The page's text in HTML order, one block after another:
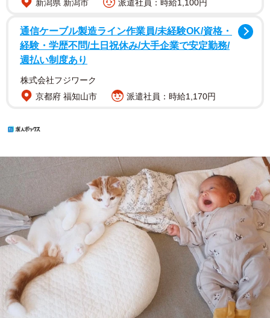
新潟県 新潟市
派遣社員：時給1,100円
通信ケーブル製造ライン作業員/未経験OK/資格・
経験・学歴不問/土日祝休み/大手企業で安定勤務/
週払い制度あり
株式会社フジワーク
京都府 福知山市
派遣社員：時給1,170円